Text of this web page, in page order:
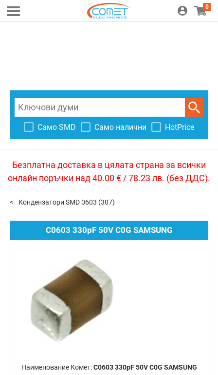
0
Само SMD Само налични HotPrice
Безплатна доставка в цялата страна за всички
онлайн поръчки над 40.00 € / 78.23 лв. (без ДДС).
Кондензатори SMD 0603 (307)
C0603 330pF 50V C0G SAMSUNG
Наименование Комет:C0603 330pF 50V C0G SAMSUNG